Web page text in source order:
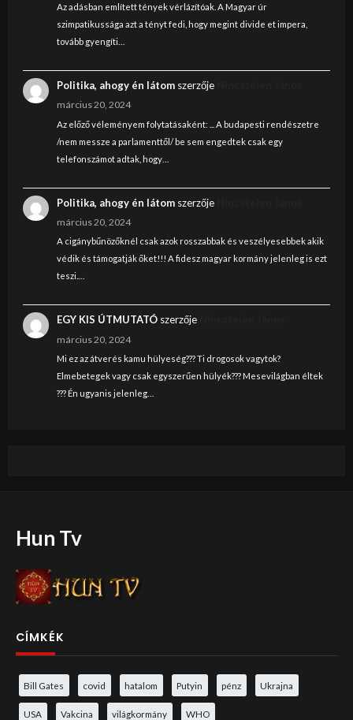
Az adásban említett tények vérlázítóak. A Magyar úr
szimpatikussága azt a tényt fedi, hogy megint divide et impera,
tovább gyengíti…
Politika, ahogy én látomszerzője
március 20, 2024
Az előző véleményem folytatásaként: ... A budapesti rendészetre
/nem messze a parlamenttől/ be sem engedtek csak egy
telefonszámot adtak, hogy…
Politika, ahogy én látomszerzője
március 20, 2024
A cigánybűnözőknél csak azok rosszabbak és veszélyesebbek akik
védik és támogatják őket!!! A fidesz magyar kormány jelenleg is ezt
teszi.…
EGY KIS ÚTMUTATÓszerzője
március 20, 2024
Mi ez az átverés kamu hülyeség??? Ti drogosok vagytok?
Elmebetegek vagy csak egyszerűen hülyék??? Mesevilágban éltek
??? Én ugyanis jelenleg…
Hun Tv
CÍMKÉK
Bill Gates covid hatalom Putyin pénz Ukrajna
USA Vakcina világkormány WHO